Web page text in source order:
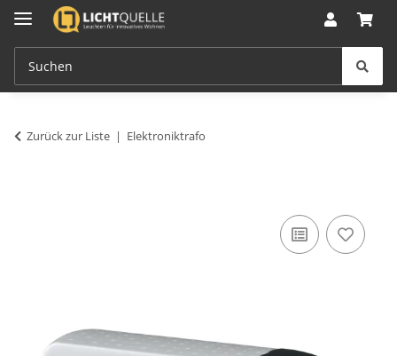
Zurück zur Liste Elektroniktrafo